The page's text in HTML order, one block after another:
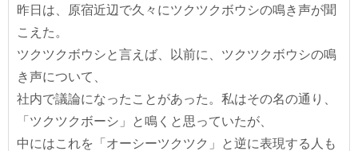
昨日は、原宿近辺で久々にツクツクボウシの鳴き声が聞
こえた。
ツクツクボウシと言えば、以前に、ツクツクボウシの鳴
き声について、
社内で議論になったことがあった。私はその名の通り、
「ツクツクボーシ」と鳴くと思っていたが、
中にはこれを「オーシーツクツク」と逆に表現する人も